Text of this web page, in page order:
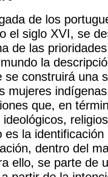
de los
el siglo XVI, se
de las
la
se construirá una
mujeres
que, en
es la
dentro del
ello, se parte de